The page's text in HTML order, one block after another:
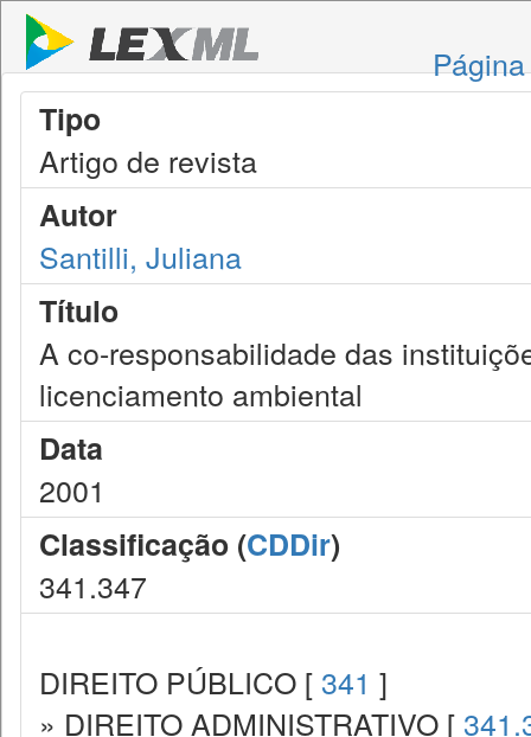
Tipo
Artigo de revista
Autor
Santilli, Juliana
Título
A co-responsabilidade das
licenciamento ambiental
Data
2001
Classificação (CDDir)
341.347
DIREITO PÚBLICO [ 341 ]
» DIREITO ADMINISTRATIVO [